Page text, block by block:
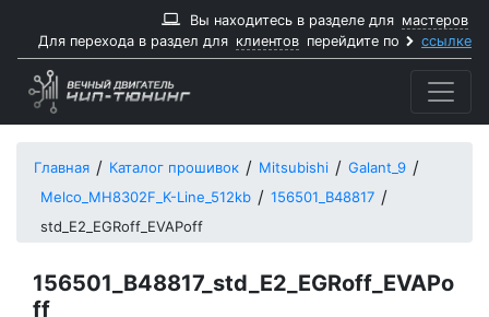
Вы находитесь в разделе для мастеров
Для перехода в раздел для клиентов перейдите по ссылке
Главная Каталог прошивок Mitsubishi
Galant_9
Melco_MH8302F_K-Line_512kb
156501_B48817
std_E2_EGRoff_EVAPoff
156501_B48817_std_E2_EGRoff_EVAPo
ff